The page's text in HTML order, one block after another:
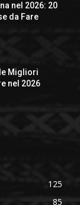
nel 2026: 20
da Fare
Migliori
nel 2026
125
85